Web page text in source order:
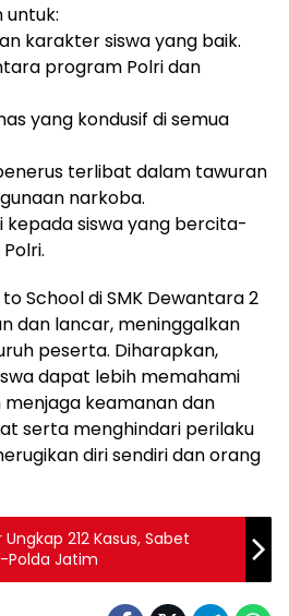
untuk:
karakter siswa yang baik.
program Polri dan
yang kondusif di semua
terlibat dalam tawuran
narkoba.
kepada siswa yang bercita-
School di SMK Dewantara 2
dan lancar, meninggalkan
peserta. Diharapkan,
dapat lebih memahami
keamanan dan
serta menghindari perilaku
diri sendiri dan orang
212 Kasus, Sabet
Polda Jatim